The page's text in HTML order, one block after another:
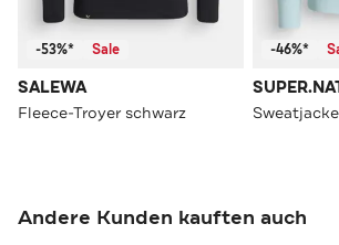
-53%* Sale
SALEWA
Fleece-Troyer schwarz
-46%*
Andere Kunden kauften auch